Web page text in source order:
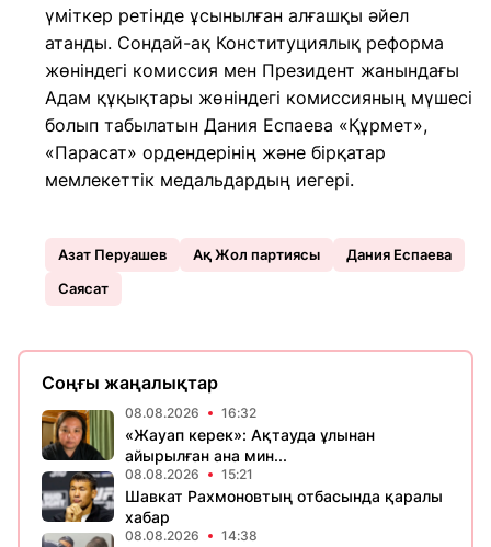
үміткер ретінде ұсынылған алғашқы әйел
атанды. Сондай-ақ Конституциялық реформа
жөніндегі комиссия мен Президент жанындағы
Адам құқықтары жөніндегі комиссияның мүшесі
болып табылатын Дания Еспаева «Құрмет»,
«Парасат» ордендерінің және бірқатар
мемлекеттік медальдардың иегері.
Азат Перуашев Ақ Жол партиясы
Дания Еспаева
Саясат
Соңғы жаңалықтар
08.08.2026 16:32
«Жауап керек»: Ақтауда ұлынан
айырылған ана мин...
08.08.2026 15:21
Шавкат Рахмоновтың отбасында қаралы
хабар
08.08.2026 14:38